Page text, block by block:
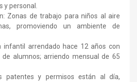
personal.
Zonas de trabajo para niños al aire
promoviendo un ambiente de
infantil arrendado hace 12 años con
alumnos; arriendo mensual de 65
patentes y permisos están al día,